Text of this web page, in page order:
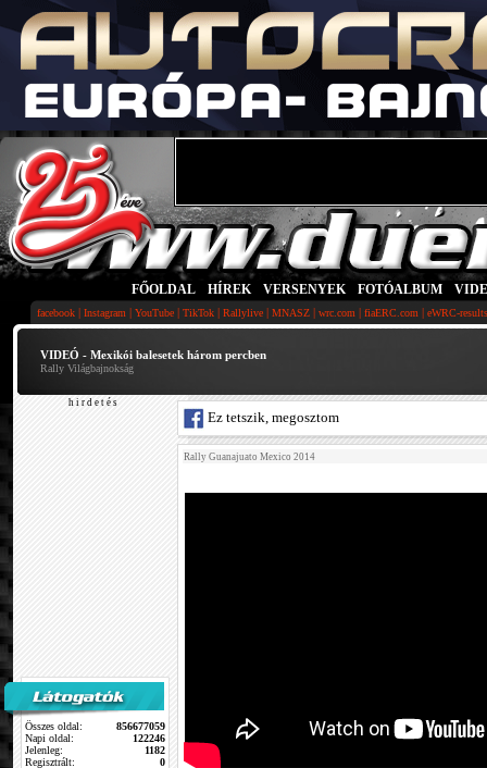
FŐOLDAL HÍREK VERSENYEK FOTÓALBUM
facebook | Instagram | YouTube | TikTok | Rallylive | MNASZ | wrc.com | fiaERC.com | eWRC-
VIDEÓ - Mexikói balesetek három percben
Rally Világbajnokság
h i r d e t é s
Összes oldal:
856677059
Napi oldal:
122246
Jelenleg:
1182
Regisztrált:
0
Ez tetszik, megosztom
Rally Guanajuato Mexico 2014